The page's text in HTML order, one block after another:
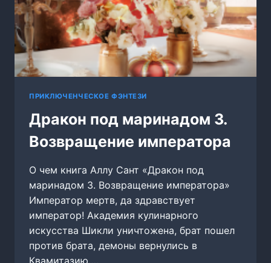
ПРИКЛЮЧЕНЧЕСКОЕ ФЭНТЕЗИ
Дракон под маринадом 3.
Возвращение императора
О чем книга Аллу Сант «Дракон под
маринадом 3. Возвращение императора»
Император мертв, да здравствует
император! Академия кулинарного
искусства Шикли уничтожена, брат пошел
против брата, демоны вернулись в